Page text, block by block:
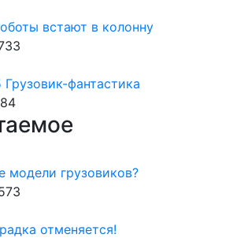
встают в колонну
фантастика
модели грузовиков?
отменяется!